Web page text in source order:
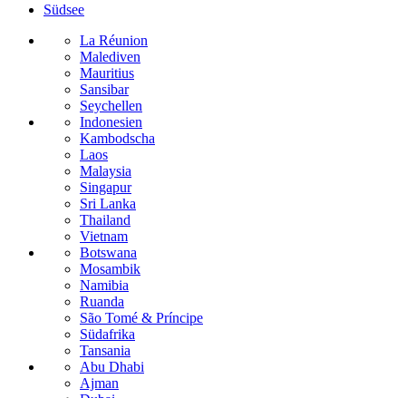
Südsee
La Réunion
Malediven
Mauritius
Sansibar
Seychellen
Indonesien
Kambodscha
Laos
Malaysia
Singapur
Sri Lanka
Thailand
Vietnam
Botswana
Mosambik
Namibia
Ruanda
São Tomé & Príncipe
Südafrika
Tansania
Abu Dhabi
Ajman